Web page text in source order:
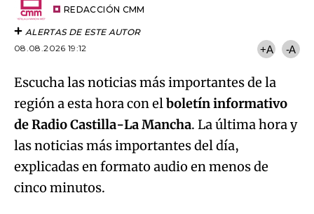
REDACCIÓN CMM
ALERTAS DE ESTE AUTOR
08.08.2026 19:12
+A -A
Escucha las noticias más importantes de la
región a esta hora con elboletín informativo
de Radio Castilla-La Mancha. La última hora y
las noticias más importantes del día,
explicadas en formato audio en menos de
cinco minutos.